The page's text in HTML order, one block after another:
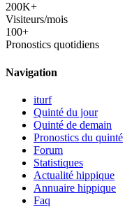
200K+
Visiteurs/mois
100+
Pronostics quotidiens
Navigation
iturf
Quinté du jour
Quinté de demain
Pronostics du quinté
Forum
Statistiques
Actualité hippique
Annuaire hippique
Faq